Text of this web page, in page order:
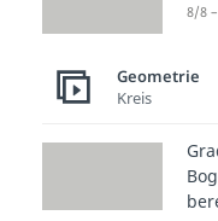
8/8
Geometrie
Kreis